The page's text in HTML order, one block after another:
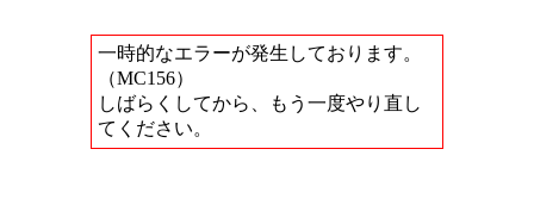
一時的なエラーが発生しております。
（MC156）
しばらくしてから、もう一度やり直し
てください。